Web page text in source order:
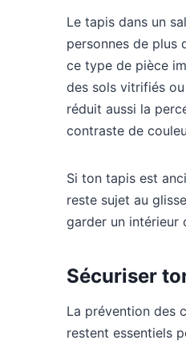
Le tapis dans un
personnes de plus
ce type de pièce
des sols vitrifiés
réduit aussi la
contraste de
Si ton tapis est
reste sujet au
garder un intérieur
Sécuriser
La prévention des
restent essentiels